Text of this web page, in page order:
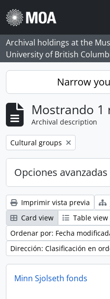
Skip to main content
Archival holdings at the
University of British
Narrow
Mostrando 1
Archival description
Remove filter:
Cultural groups
Opciones
Imprimir vista previa
Card view
Table view
Ordenar por: Fecha
Dirección: Clasificación en
Minn Sjolseth fonds